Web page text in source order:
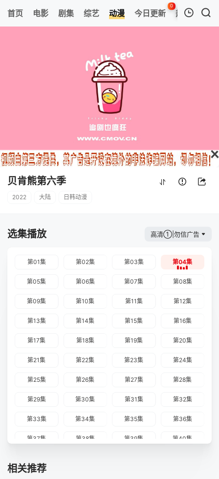
首页 电影 剧集 综艺 动漫 今日更新
0
热榜 APP
贝肯熊第六季
清空
贝肯熊第六季
2022 大陆 日韩动漫
选集播放 高清①|勿信广告
第01集 第02集 第03集 第04集
第05集 第06集 第07集 第08集
第09集 第10集 第11集 第12集
第13集 第14集 第15集 第16集
第17集 第18集 第19集 第20集
第21集 第22集 第23集 第24集
第25集 第26集 第27集 第28集
第29集 第30集 第31集 第32集
第33集 第34集 第35集 第36集
第37集 第38集 第39集 第40集
相关推荐